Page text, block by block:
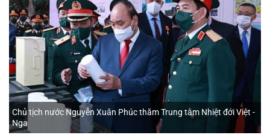
Chủ tịch nước Nguyễn Xuân Phúc thăm Trung tâm Nhiệt đới Việt -
Nga